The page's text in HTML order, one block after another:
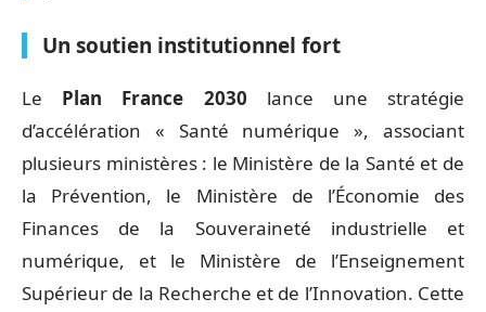
Un soutien institutionnel fort
Le Plan France 2030 lance une stratégie
d’accélération « Santé numérique », associant
plusieurs ministères : le Ministère de la Santé et de
la Prévention, le Ministère de l’Économie des
Finances de la Souveraineté industrielle et
numérique, et le Ministère de l’Enseignement
Supérieur de la Recherche et de l’Innovation. Cette